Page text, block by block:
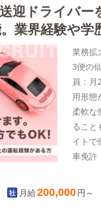
迎ドライバ
業界経験や
い方も歓迎業務拡
3便の
員：月
用形態
柔軟な
ること
イトで
車免許
すが
月給200,000円～